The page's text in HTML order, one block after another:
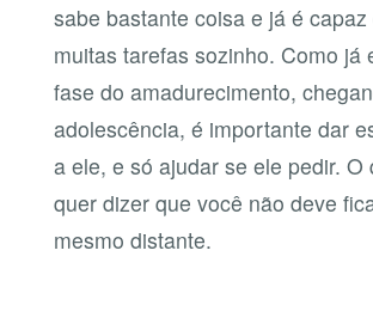
sabe bastante coisa e já é
muitas tarefas sozinho. Como já
fase do amadurecimento,
adolescência, é importante dar
a ele, e só ajudar se ele pedir. O
quer dizer que você não deve
mesmo distante.